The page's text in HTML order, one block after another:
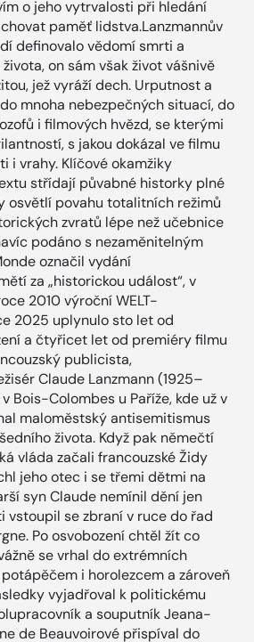
o jeho vytrvalosti při hledání
paměť lidstva.Lanzmannův
definovalo vědomí smrti a
on sám však život vášnivě
jež vyráží dech. Urputnost a
mnoha nebezpečných situací, do
i filmových hvězd, se kterými
s jakou dokázal ve filmu
i vrahy. Klíčové okamžiky
střídají půvabné historky plné
osvětlí povahu totalitních režimů
zvratů lépe než učebnice
podáno s nezaměnitelným
označil vydání
za „historickou událost“, v
2010 výroční WELT-
2025 uplynulo sto let od
a čtyřicet let od premiéry filmu
publicista,
Claude Lanzmann (1925–
Bois-Colombes u Paříže, kde už v
maloměstský antisemitismus
života. Když pak němečtí
vláda začali francouzské Židy
jeho otec i se třemi dětmi na
syn Claude nemínil dění jen
vstoupil se zbraní v ruce do řad
Po osvobození chtěl žít co
se vrhal do extrémních
i horolezcem a zároveň
vyjadřoval k politickému
a souputník Jeana-
de Beauvoirové přispíval do